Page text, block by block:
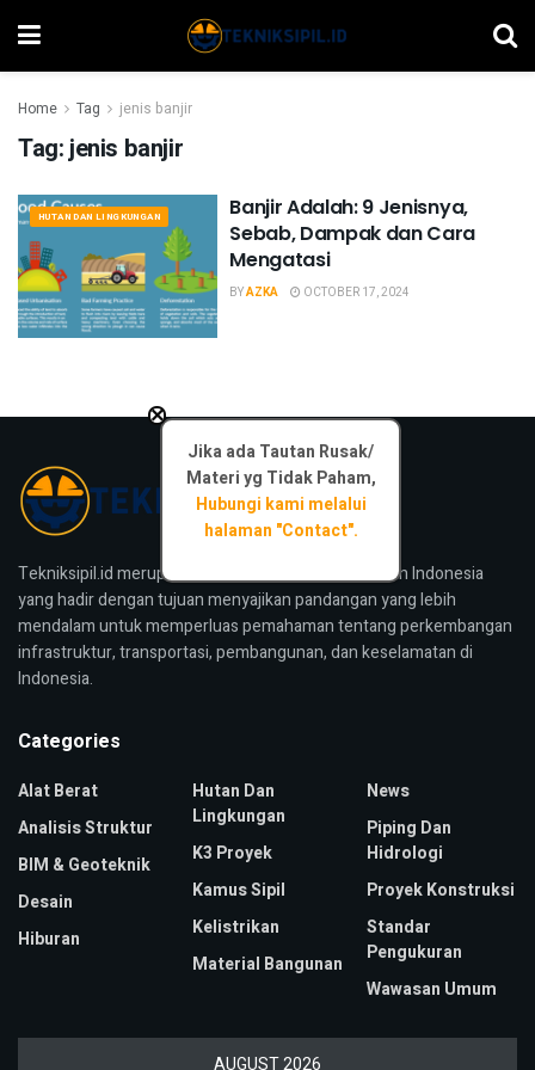
Home Tag jenis banjir
Tag:jenis banjir
HUTAN DAN LINGKUNGAN
Banjir Adalah: 9 Jenisnya,
Sebab, Dampak dan Cara
Mengatasi
BYAZKA OCTOBER 17, 2024
Tekniksipil.id merupakan media konstruksi bangunan Indonesia
yang hadir dengan tujuan menyajikan pandangan yang lebih
mendalam untuk memperluas pemahaman tentang perkembangan
infrastruktur, transportasi, pembangunan, dan keselamatan di
Indonesia.
Jika ada Tautan Rusak/
Materi yg Tidak Paham,
Hubungi kami melalui
halaman "Contact".
×
Categories
Alat Berat
Analisis Struktur
BIM & Geoteknik
Desain
Hiburan
Hutan Dan
Lingkungan
K3 Proyek
Kamus Sipil
Kelistrikan
Material Bangunan
News
Piping Dan
Hidrologi
Proyek Konstruksi
Standar
Pengukuran
Wawasan Umum
AUGUST 2026